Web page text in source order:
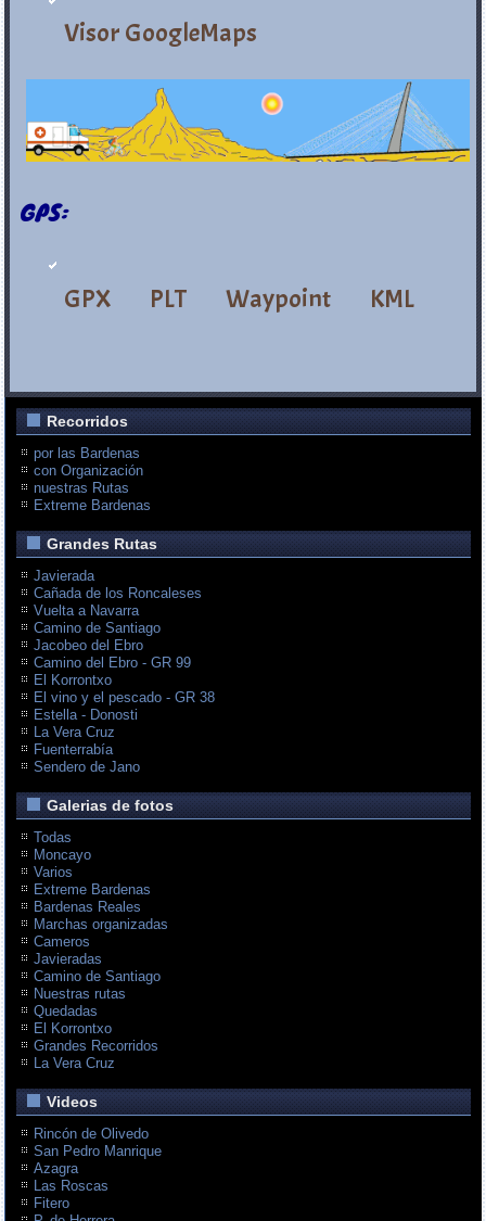
Visor GoogleMaps
GPS:
GPX PLT Waypoint KML
Recorridos
por las Bardenas
con Organización
nuestras Rutas
Extreme Bardenas
Grandes Rutas
Javierada
Cañada de los Roncaleses
Vuelta a Navarra
Camino de Santiago
Jacobeo del Ebro
Camino del Ebro - GR 99
El Korrontxo
El vino y el pescado - GR 38
Estella - Donosti
La Vera Cruz
Fuenterrabía
Sendero de Jano
Galerias de fotos
Todas
Moncayo
Varios
Extreme Bardenas
Bardenas Reales
Marchas organizadas
Cameros
Javieradas
Camino de Santiago
Nuestras rutas
Quedadas
El Korrontxo
Grandes Recorridos
La Vera Cruz
Videos
Rincón de Olivedo
San Pedro Manrique
Azagra
Las Roscas
Fitero